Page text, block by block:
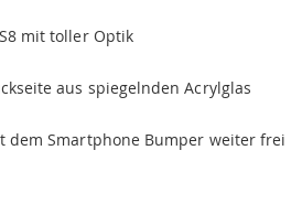
mit toller Optik
aus spiegelnden Acrylglas
dem Smartphone Bumper weiter frei